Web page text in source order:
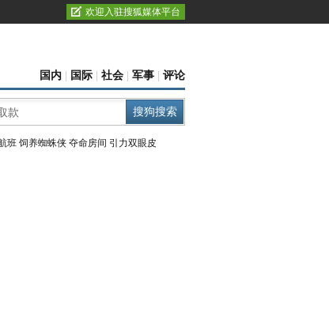
欢迎入驻搜狐媒体平台
国内 国际 社会 军事 评论
班 饲养蜘蛛侠 夺命房间 引力双眼皮